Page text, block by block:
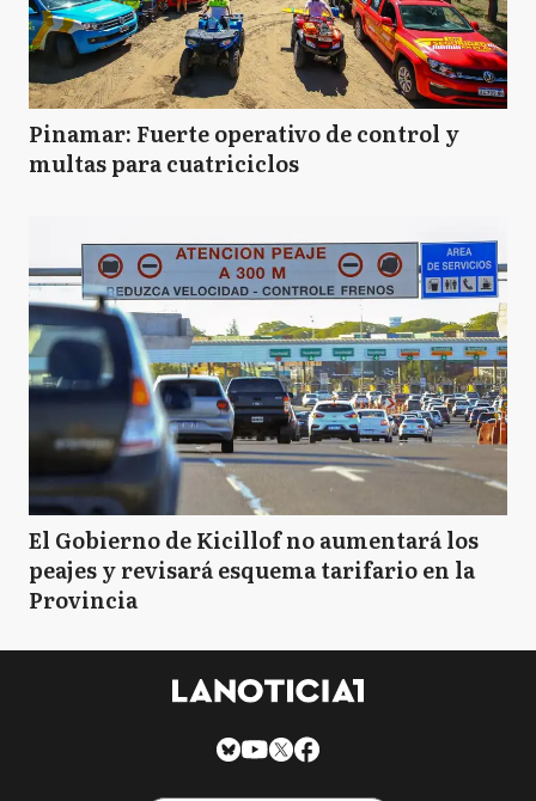
Pinamar: Fuerte operativo de control y
multas para cuatriciclos
El Gobierno de Kicillof no aumentará los
peajes y revisará esquema tarifario en la
Provincia